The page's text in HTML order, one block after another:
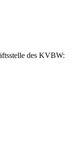
des KVBW: